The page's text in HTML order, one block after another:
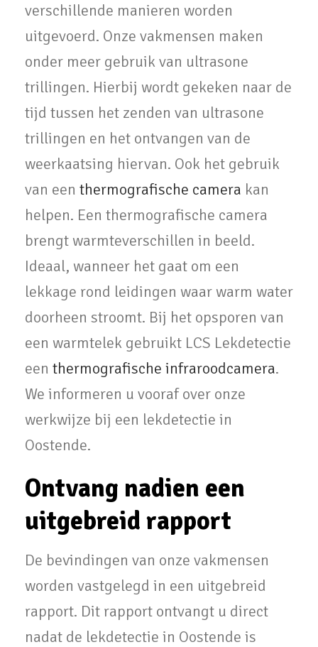
verschillende manieren worden
uitgevoerd. Onze vakmensen maken
onder meer gebruik van ultrasone
trillingen. Hierbij wordt gekeken naar de
tijd tussen het zenden van ultrasone
trillingen en het ontvangen van de
weerkaatsing hiervan. Ook het gebruik
van een thermografische camera kan
helpen. Een thermografische camera
brengt warmteverschillen in beeld.
Ideaal, wanneer het gaat om een
lekkage rond leidingen waar warm water
doorheen stroomt. Bij het opsporen van
een warmtelek gebruikt LCS Lekdetectie
een thermografische infraroodcamera.
We informeren u vooraf over onze
werkwijze bij een lekdetectie in
Oostende.
Ontvang nadien een
uitgebreid rapport
De bevindingen van onze vakmensen
worden vastgelegd in een uitgebreid
rapport. Dit rapport ontvangt u direct
nadat de lekdetectie in Oostende is